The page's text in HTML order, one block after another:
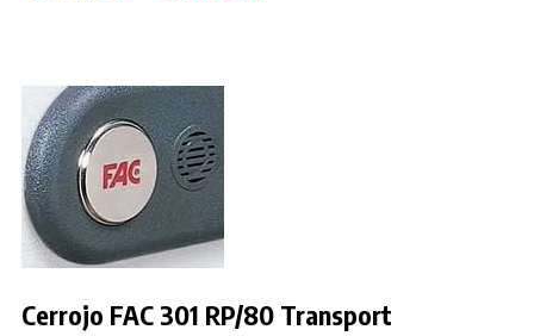
Cerrojo FAC 301 RP/80 Transport